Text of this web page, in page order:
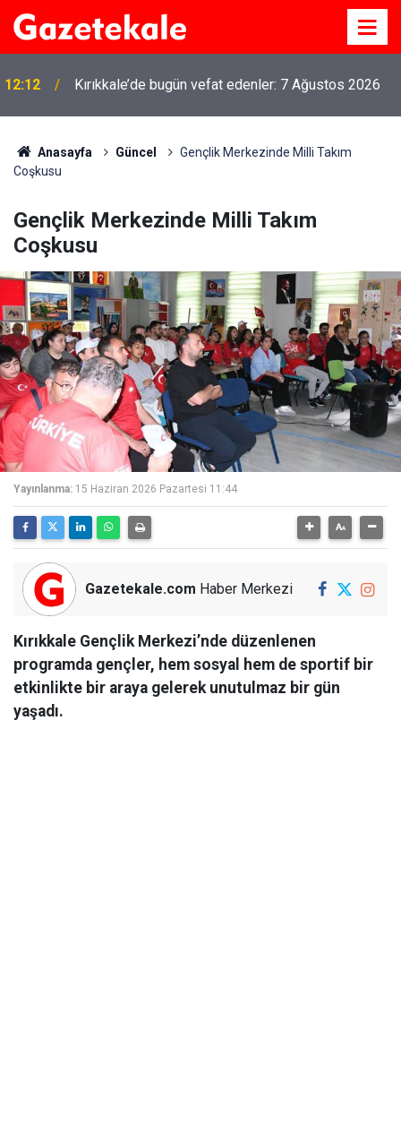
12:12 Kırıkkale’de bugün vefat edenler: 7 Ağustos 2026
11:21
MKE’nin Yerli Savunma Teknolojileri Dünya
Sahnesinde
Anasayfa Güncel
Gençlik Merkezinde Milli Takım
Coşkusu
Gençlik Merkezinde Milli Takım
Coşkusu
Yayınlanma: 15 Haziran 2026 Pazartesi 11:44
Gazetekale.com Haber Merkezi
Kırıkkale Gençlik Merkezi’nde düzenlenen
programda gençler, hem sosyal hem de sportif bir
etkinlikte bir araya gelerek unutulmaz bir gün
yaşadı.